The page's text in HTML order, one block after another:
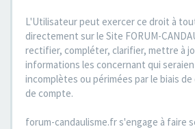
L'Utilisateur peut exercer ce droit à
directement sur le Site FORUM-
rectifier, compléter, clarifier, mettre à
informations les concernant qui
incomplètes ou périmées par le biais
de compte.
forum-candaulisme.fr s'engage à faire